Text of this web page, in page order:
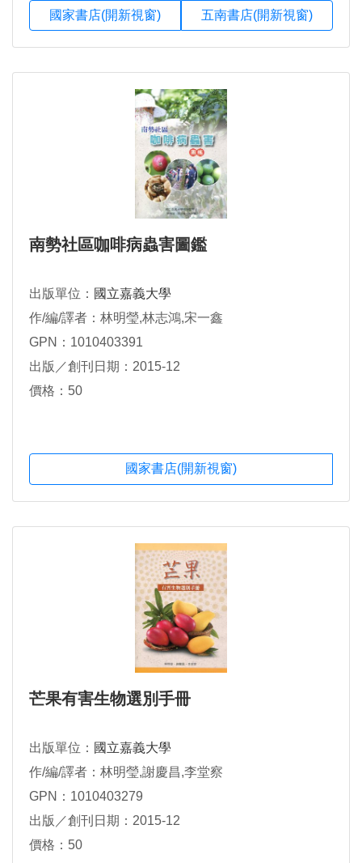
國家書店(開新視窗) 五南書店(開新視窗)
南勢社區咖啡病蟲害圖鑑
出版單位： 國立嘉義大學
作/編/譯者：林明瑩,林志鴻,宋一鑫
GPN：1010403391
出版／創刊日期：2015-12
價格：50
國家書店(開新視窗)
芒果有害生物選別手冊
出版單位： 國立嘉義大學
作/編/譯者：林明瑩,謝慶昌,李堂察
GPN：1010403279
出版／創刊日期：2015-12
價格：50